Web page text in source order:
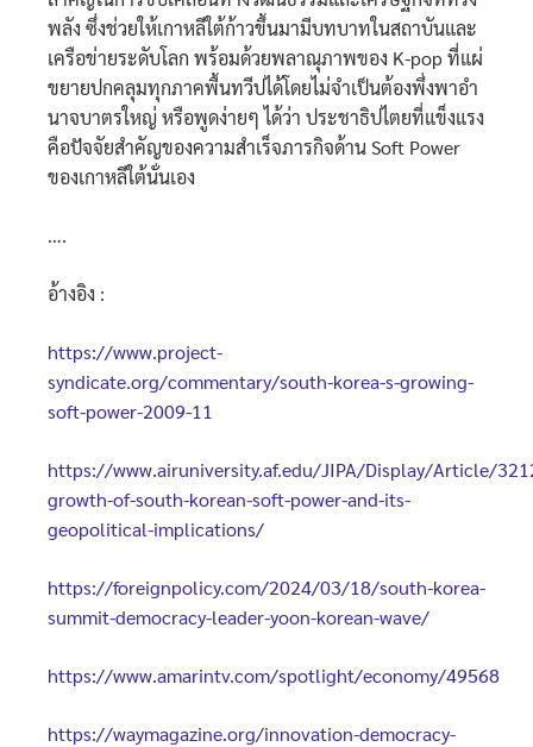
พลัง ซึ่งช่วยให้เกาหลีใต้ก้าวขึ้นมามีบทบาทในสถาบันและ
เครือข่ายระดับโลก พร้อมด้วยพลาณุภาพของ K-pop ที่แผ่
ขยายปกคลุมทุกภาคพื้นทวีปได้โดยไม่จำเป็นต้องพึ่งพาอํา
นาจบาตรใหญ่ หรือพูดง่ายๆ ได้ว่า ประชาธิปไตยที่แข็งแรง
คือปัจจัยสำคัญของความสำเร็จภารกิจด้าน Soft Power
ของเกาหลีใต้นั่นเอง
….
อ้างอิง :
https://www.project-
syndicate.org/commentary/south-korea-s-growing-
soft-power-2009-11
https://www.airuniversity.af.edu/JIPA/Display/Article/
growth-of-south-korean-soft-power-and-its-
geopolitical-implications/
https://foreignpolicy.com/2024/03/18/south-korea-
summit-democracy-leader-yoon-korean-wave/
https://www.amarintv.com/spotlight/economy/49568
https://waymagazine.org/innovation-democracy-